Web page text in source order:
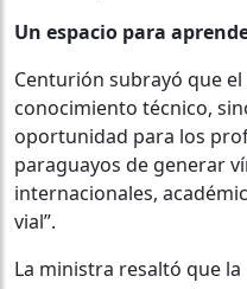
Un espacio para
Centurión subrayó que
conocimiento técnico,
oportunidad para los
paraguayos de generar
internacionales,
vial”.
La ministra resaltó que